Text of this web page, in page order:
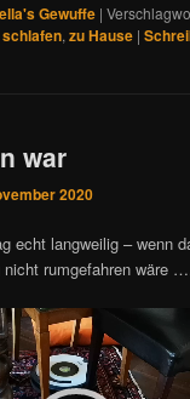
Gewuffe |
schlafen,zu Hause |
war
2020
echt langweilig – wenn
rumgefahren wäre